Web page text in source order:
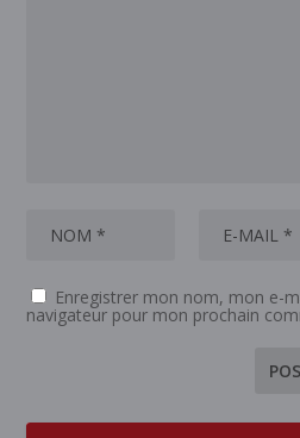
Enregistrer mon nom, mon e-
navigateur pour mon prochain